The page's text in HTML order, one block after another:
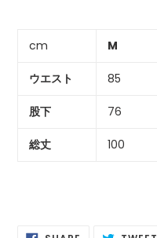
cm M
ウエスト 85
股下 76
総丈 100